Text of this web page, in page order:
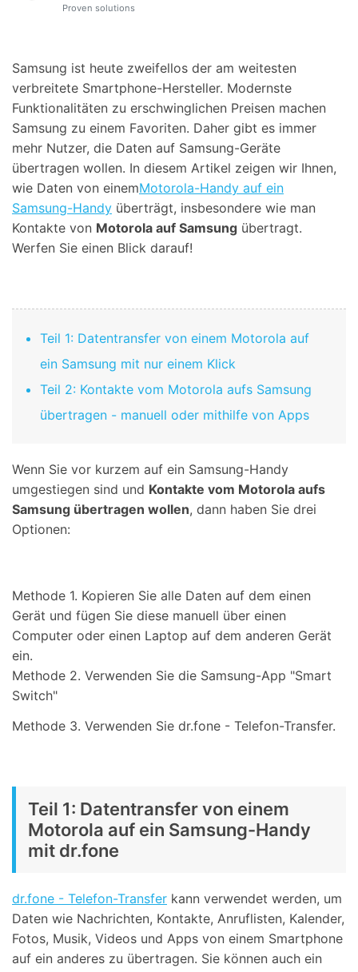
Support
Suchen
Proven solutions
Samsung ist heute zweifellos der am weitesten
verbreitete Smartphone-Hersteller. Modernste
Funktionalitäten zu erschwinglichen Preisen machen
Samsung zu einem Favoriten. Daher gibt es immer
mehr Nutzer, die Daten auf Samsung-Geräte
übertragen wollen. In diesem Artikel zeigen wir Ihnen,
wie Daten von einemMotorola-Handy auf ein
Samsung-Handy überträgt, insbesondere wie man
Kontakte von Motorola auf Samsung übertragt.
Werfen Sie einen Blick darauf!
Teil 1: Datentransfer von einem Motorola auf
ein Samsung mit nur einem Klick
Teil 2: Kontakte vom Motorola aufs Samsung
übertragen - manuell oder mithilfe von Apps
Wenn Sie vor kurzem auf ein Samsung-Handy
umgestiegen sind und Kontakte vom Motorola aufs
Samsung übertragen wollen, dann haben Sie drei
Optionen:
Methode 1. Kopieren Sie alle Daten auf dem einen
Gerät und fügen Sie diese manuell über einen
Computer oder einen Laptop auf dem anderen Gerät
ein.
Methode 2. Verwenden Sie die Samsung-App "Smart
Switch"
Methode 3. Verwenden Sie dr.fone - Telefon-Transfer.
Teil 1: Datentransfer von einem
Motorola auf ein Samsung-Handy
mit dr.fone
dr.fone - Telefon-Transfer kann verwendet werden, um
Daten wie Nachrichten, Kontakte, Anruflisten, Kalender,
Fotos, Musik, Videos und Apps von einem Smartphone
auf ein anderes zu übertragen. Sie können auch ein